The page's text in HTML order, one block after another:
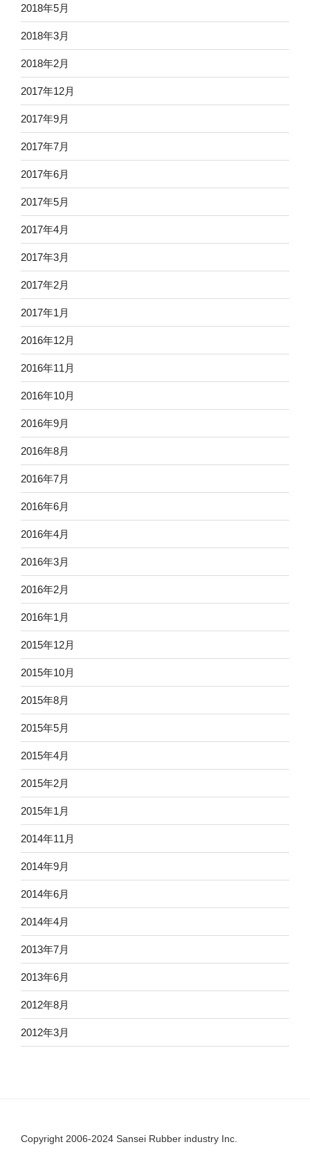
2018年5月
2018年3月
2018年2月
2017年12月
2017年9月
2017年7月
2017年6月
2017年5月
2017年4月
2017年3月
2017年2月
2017年1月
2016年12月
2016年11月
2016年10月
2016年9月
2016年8月
2016年7月
2016年6月
2016年4月
2016年3月
2016年2月
2016年1月
2015年12月
2015年10月
2015年8月
2015年5月
2015年4月
2015年2月
2015年1月
2014年11月
2014年9月
2014年6月
2014年4月
2013年7月
2013年6月
2012年8月
2012年3月
Copyright 2006-2024 Sansei Rubber industry Inc.